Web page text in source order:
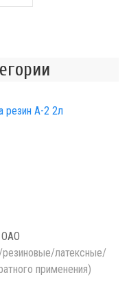
ОАО
латексные/
применения)